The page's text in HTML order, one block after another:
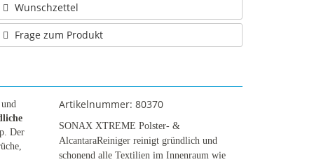
Wunschzettel
Frage zum Produkt
Artikelnummer: 80370
SONAX XTREME Polster- &
AlcantaraReiniger reinigt gründlich und
schonend alle Textilien im Innenraum wie
Der